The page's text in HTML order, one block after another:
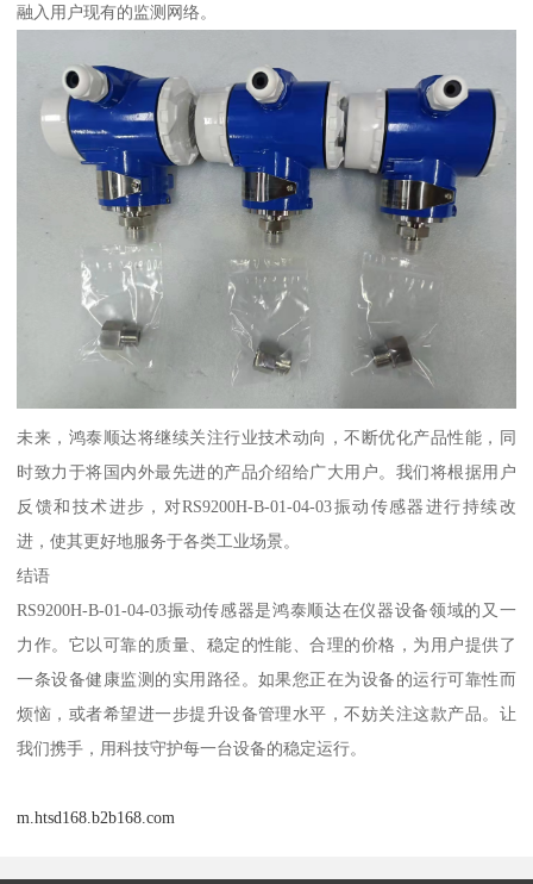
融入用户现有的监测网络。
未来，鸿泰顺达将继续关注行业技术动向，不断优化产品性能，同
时致力于将国内外最先进的产品介绍给广大用户。我们将根据用户
反馈和技术进步，对RS9200H-B-01-04-03振动传感器进行持续改
进，使其更好地服务于各类工业场景。
结语
RS9200H-B-01-04-03振动传感器是鸿泰顺达在仪器设备领域的又一
力作。它以可靠的质量、稳定的性能、合理的价格，为用户提供了
一条设备健康监测的实用路径。如果您正在为设备的运行可靠性而
烦恼，或者希望进一步提升设备管理水平，不妨关注这款产品。让
我们携手，用科技守护每一台设备的稳定运行。
m.htsd168.b2b168.com